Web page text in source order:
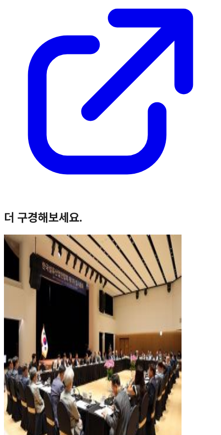
더 구경해보세요.